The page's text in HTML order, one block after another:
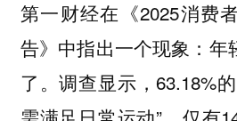
第一财经在《2025消费
告》中指出一个现象： 年
了。调查显示，63.18%